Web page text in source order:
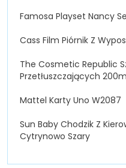
Famosa Playset Nancy
Cass Film Piórnik Z
The Cosmetic Republic
Przetłuszczających
Mattel Karty Uno W2087
Sun Baby Chodzik Z
Cytrynowo Szary